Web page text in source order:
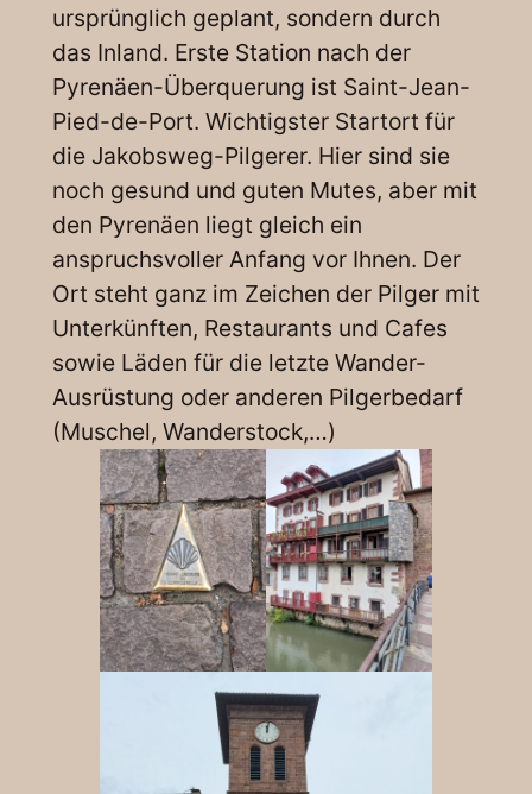
ursprünglich geplant, sondern durch
das Inland. Erste Station nach der
Pyrenäen-Überquerung ist Saint-Jean-
Pied-de-Port. Wichtigster Startort für
die Jakobsweg-Pilgerer. Hier sind sie
noch gesund und guten Mutes, aber mit
den Pyrenäen liegt gleich ein
anspruchsvoller Anfang vor Ihnen. Der
Ort steht ganz im Zeichen der Pilger mit
Unterkünften, Restaurants und Cafes
sowie Läden für die letzte Wander-
Ausrüstung oder anderen Pilgerbedarf
(Muschel, Wanderstock,…)